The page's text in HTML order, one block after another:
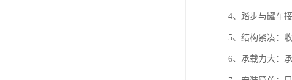
4、踏步与罐车
5、结构紧凑：
6、承载力大：